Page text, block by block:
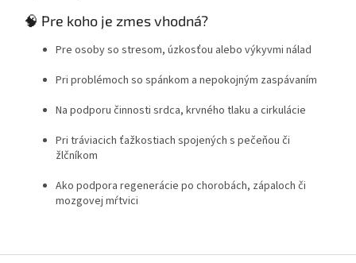
🧠 Pre koho je zmes vhodná?
Pre osoby so stresom, úzkosťou alebo výkyvmi nálad
Pri problémoch so spánkom a nepokojným zaspávaním
Na podporu činnosti srdca, krvného tlaku a cirkulácie
Pri tráviacich ťažkostiach spojených s pečeňou či
žlčníkom
Ako podpora regenerácie po chorobách, zápaloch či
mozgovej mŕtvici